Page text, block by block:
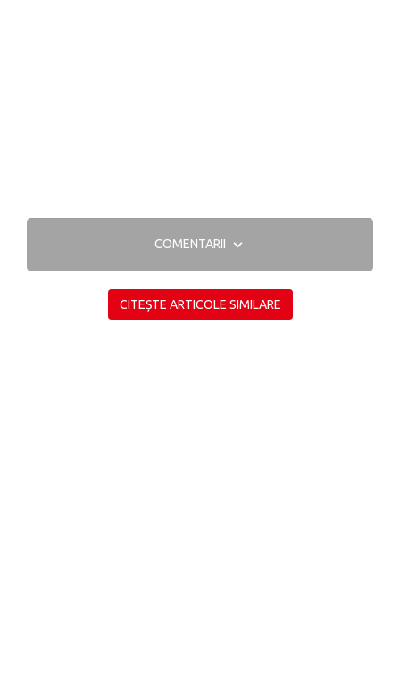
COMENTARII
CITEȘTE ARTICOLE SIMILARE